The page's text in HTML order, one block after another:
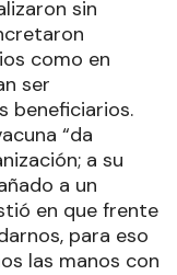
sin
como en
ser
beneficiarios.
“da
a su
a un
en que frente
para eso
las manos con